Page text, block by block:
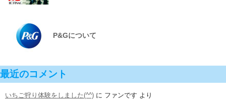
P&Gについて
最近のコメント
いちご狩り体験をしました(^^) に ファンです より